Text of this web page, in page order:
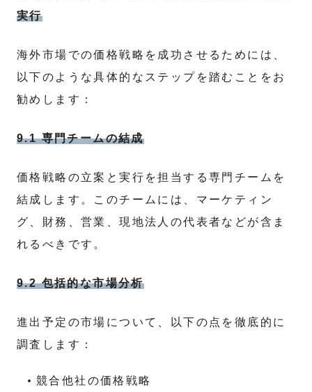
実行
海外市場での価格戦略を成功させるためには、
以下のような具体的なステップを踏むことをお
勧めします：
9.1 専門チームの結成
価格戦略の立案と実行を担当する専門チームを
結成します。このチームには、マーケティン
グ、財務、営業、現地法人の代表者などが含ま
れるべきです。
9.2 包括的な市場分析
進出予定の市場について、以下の点を徹底的に
調査します：
競合他社の価格戦略